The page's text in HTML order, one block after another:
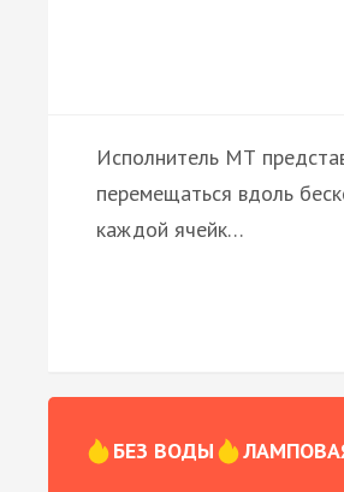
Исполнитель МТ
перемещаться вдоль
каждой ячейк…
БЕЗ ВОДЫ